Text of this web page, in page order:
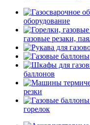
оборудование
газовые резаки,
баллонов
резки
горелок